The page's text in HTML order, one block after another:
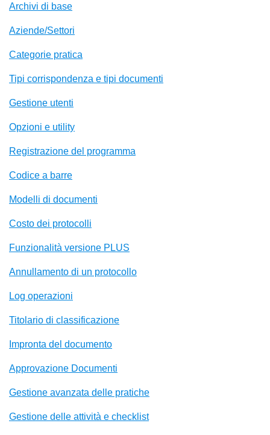
Archivi di base
Aziende/Settori
Categorie pratica
Tipi corrispondenza e tipi documenti
Gestione utenti
Opzioni e utility
Registrazione del programma
Codice a barre
Modelli di documenti
Costo dei protocolli
Funzionalità versione PLUS
Annullamento di un protocollo
Log operazioni
Titolario di classificazione
Impronta del documento
Approvazione Documenti
Gestione avanzata delle pratiche
Gestione delle attività e checklist